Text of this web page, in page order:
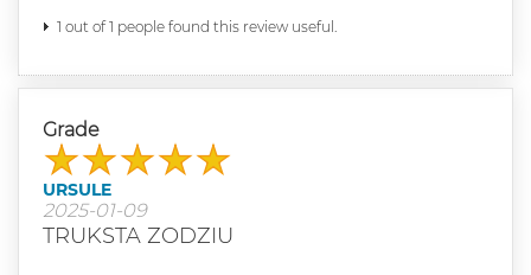
1 out of 1 people found this review useful.
Grade
URSULE
2025-01-09
TRUKSTA ZODZIU